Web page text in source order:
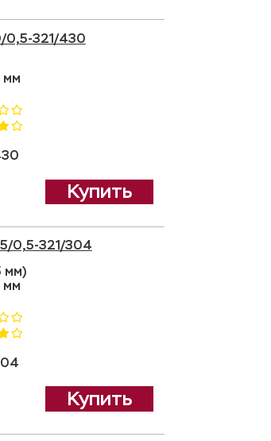
0,5-321/430
мм
Купить
0,5-321/304
мм)
мм
Купить